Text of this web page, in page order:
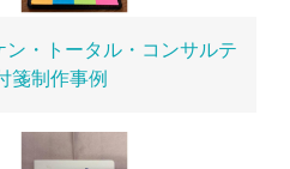
ン・トータル・コンサルテ
箋制作事例